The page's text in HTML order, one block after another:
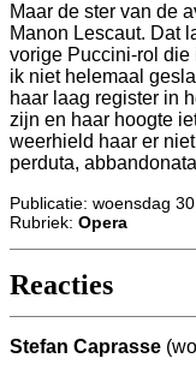
Maar de ster van de
Manon Lescaut. Dat
vorige Puccini-rol die
ik niet helemaal
haar laag register in
zijn en haar hoogte
weerhield haar er
perduta,
Publicatie: woensdag
Rubriek: Opera
Reacties
Stefan Caprasse